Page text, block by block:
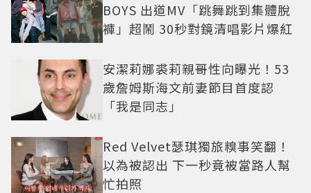
BOYS 出道MV「跳舞跳到集體脫
褲」超鬧 30秒對鏡清唱影片爆紅
安潔莉娜裘莉親哥性向曝光！53
歲詹姆斯海文前妻節目首度認
「我是同志」
Red Velvet瑟琪獨旅糗事笑翻！
以為被認出 下一秒竟被當路人幫
忙拍照